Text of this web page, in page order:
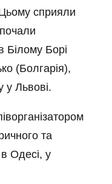
сприяли
Білому Борі
(Болгарія),
у Львові.
та
в Одесі, у